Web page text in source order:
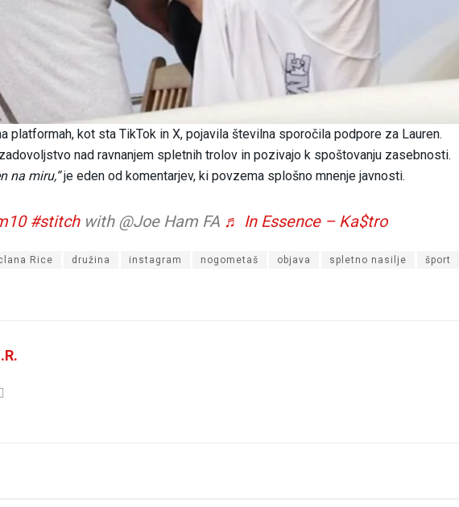
platformah, kot sta TikTok in X, pojavila številna sporočila podpore za Lauren.
nad ravnanjem spletnih trolov in pozivajo k spoštovanju zasebnosti.
na miru,”je eden od komentarjev, ki povzema splošno mnenje javnosti.
#stitchwith @Joe Ham FA ♬ In Essence – Ka$tro
Rice družina instagram nogometaš objava spletno nasilje šport